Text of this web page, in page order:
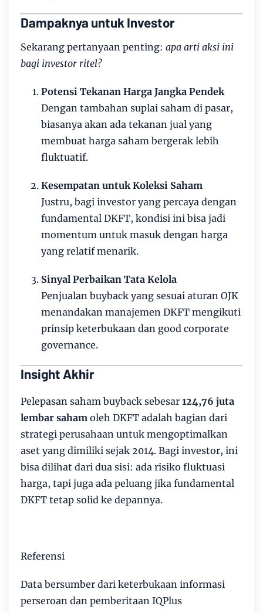
Dampaknya untuk Investor
Sekarang pertanyaan penting: apa arti aksi ini
bagi investor ritel?
Potensi Tekanan Harga Jangka Pendek
Dengan tambahan suplai saham di pasar,
biasanya akan ada tekanan jual yang
membuat harga saham bergerak lebih
fluktuatif.
Kesempatan untuk Koleksi Saham
Justru, bagi investor yang percaya dengan
fundamental DKFT, kondisi ini bisa jadi
momentum untuk masuk dengan harga
yang relatif menarik.
Sinyal Perbaikan Tata Kelola
Penjualan buyback yang sesuai aturan OJK
menandakan manajemen DKFT mengikuti
prinsip keterbukaan dan good corporate
governance.
Insight Akhir
Pelepasan saham buyback sebesar 124,76 juta
lembar saham oleh DKFT adalah bagian dari
strategi perusahaan untuk mengoptimalkan
aset yang dimiliki sejak 2014. Bagi investor, ini
bisa dilihat dari dua sisi: ada risiko fluktuasi
harga, tapi juga ada peluang jika fundamental
DKFT tetap solid ke depannya.
Referensi
Data bersumber dari keterbukaan informasi
perseroan dan pemberitaan IQPlus